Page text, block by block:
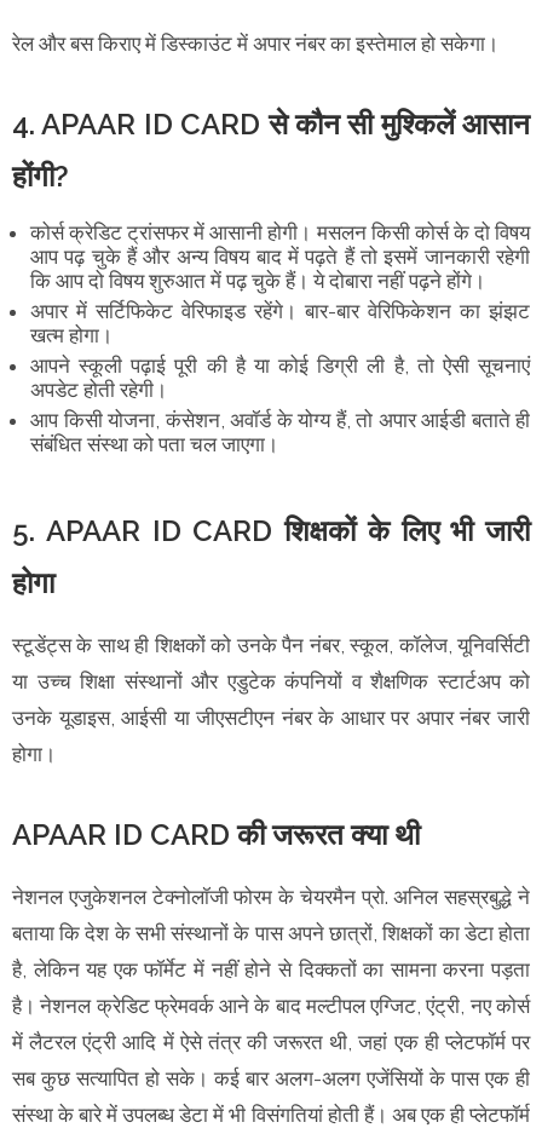
रेल और बस किराए में डिस्काउंट में अपार नंबर का इस्तेमाल हो सकेगा।
4. APAAR ID CARD से कौन सी मुश्किलें आसान
होंगी?
कोर्स क्रेडिट ट्रांसफर में आसानी होगी। मसलन किसी कोर्स के दो विषय
आप पढ़ चुके हैं और अन्य विषय बाद में पढ़ते हैं तो इसमें जानकारी रहेगी
कि आप दो विषय शुरुआत में पढ़ चुके हैं। ये दोबारा नहीं पढ़ने होंगे।
अपार में सर्टिफिकेट वेरिफाइड रहेंगे। बार-बार वेरिफिकेशन का झंझट
खत्म होगा।
आपने स्कूली पढ़ाई पूरी की है या कोई डिग्री ली है, तो ऐसी सूचनाएं
अपडेट होती रहेगी।
आप किसी योजना, कंसेशन, अवॉर्ड के योग्य हैं, तो अपार आईडी बताते ही
संबंधित संस्था को पता चल जाएगा।
5. APAAR ID CARD शिक्षकों के लिए भी जारी
होगा
स्टूडेंट्स के साथ ही शिक्षकों को उनके पैन नंबर, स्कूल, कॉलेज, यूनिवर्सिटी
या उच्च शिक्षा संस्थानों और एडुटेक कंपनियों व शैक्षणिक स्टार्टअप को
उनके यूडाइस, आईसी या जीएसटीएन नंबर के आधार पर अपार नंबर जारी
होगा।
APAAR ID CARD की जरूरत क्या थी
नेशनल एजुकेशनल टेक्नोलॉजी फोरम के चेयरमैन प्रो. अनिल सहस्रबुद्धे ने
बताया कि देश के सभी संस्थानों के पास अपने छात्रों, शिक्षकों का डेटा होता
है, लेकिन यह एक फॉर्मेट में नहीं होने से दिक्कतों का सामना करना पड़ता
है। नेशनल क्रेडिट फ्रेमवर्क आने के बाद मल्टीपल एग्जिट, एंट्री, नए कोर्स
में लैटरल एंट्री आदि में ऐसे तंत्र की जरूरत थी, जहां एक ही प्लेटफॉर्म पर
सब कुछ सत्यापित हो सके। कई बार अलग-अलग एजेंसियों के पास एक ही
संस्था के बारे में उपलब्ध डेटा में भी विसंगतियां होती हैं। अब एक ही प्लेटफॉर्म